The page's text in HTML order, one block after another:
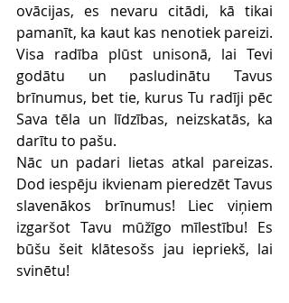
ovācijas, es nevaru citādi, kā tikai
pamanīt, ka kaut kas nenotiek pareizi.
Visa radība plūst unisonā, lai Tevi
godātu un pasludinātu Tavus
brīnumus, bet tie, kurus Tu radīji pēc
Sava tēla un līdzības, neizskatās, ka
darītu to pašu.
Nāc un padari lietas atkal pareizas.
Dod iespēju ikvienam pieredzēt Tavus
slavenākos brīnumus! Liec viņiem
izgaršot Tavu mūžīgo mīlestību! Es
būšu šeit klātesošs jau iepriekš, lai
svinētu!